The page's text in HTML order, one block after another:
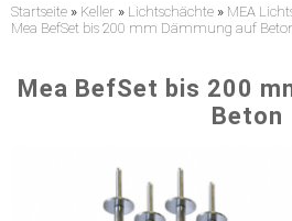
Startseite » Keller » Lichtschächte » MEA
Mea BefSet bis 200 mm Dämmung auf
Mea BefSet bis 200
Beton